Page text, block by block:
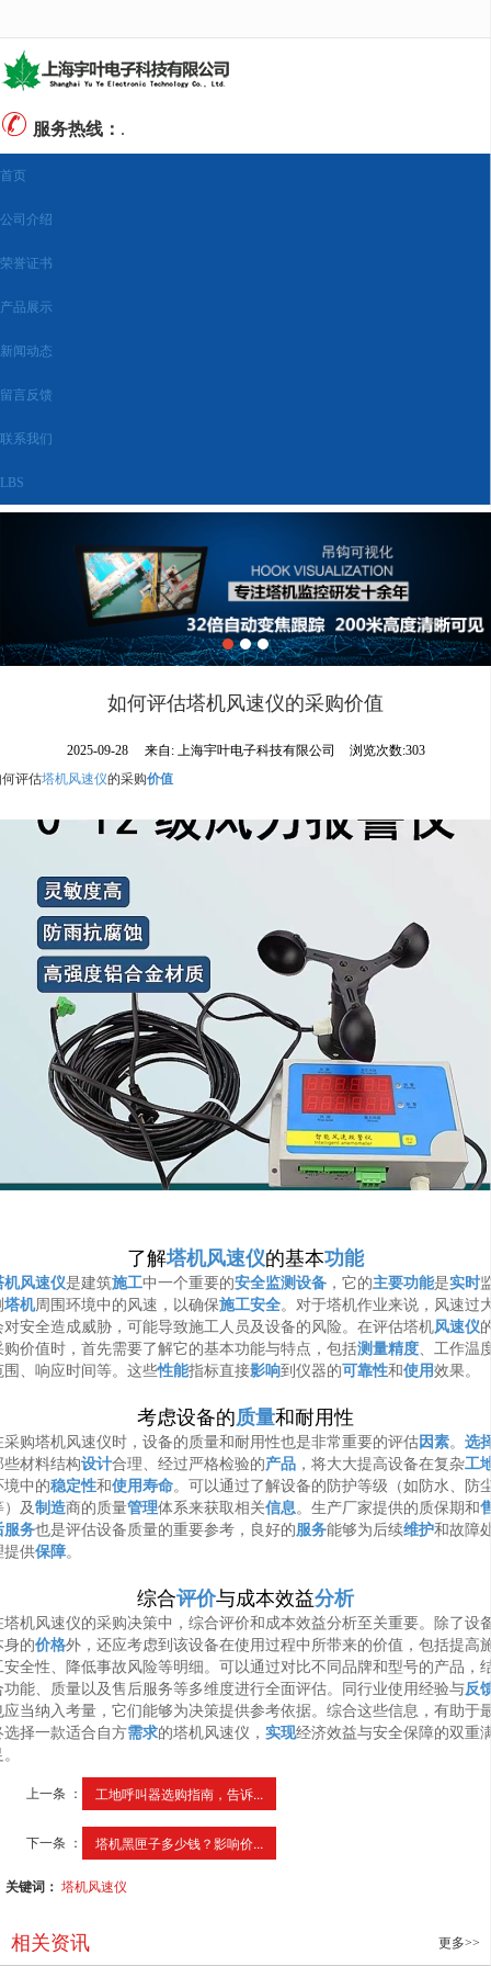
服务热线： .
首页
公司介绍
荣誉证书
产品展示
新闻动态
留言反馈
联系我们
LBS
如何评估塔机风速仪的采购价值
2025-09-28 来自: 上海宇叶电子科技有限公司
浏览次数:303
评估塔机风速仪的采购价值
了解塔机风速仪的基本功能
机风速仪是建筑施工中一个重要的安全监测设备，它的主要功能是实时
塔机周围环境中的风速，以确保施工安全。对于塔机作业来说，风速过
对安全造成威胁，可能导致施工人员及设备的风险。在评估塔机风速仪
购价值时，首先需要了解它的基本功能与特点，包括测量精度、工作温
围、响应时间等。这些性能指标直接影响到仪器的可靠性和使用效果。
考虑设备的质量和耐用性
采购塔机风速仪时，设备的质量和耐用性也是非常重要的评估因素。 选
些材料结构设计合理、经过严格检验的产品，将大大提高设备在复杂工
境中的稳定性和使用寿命。可以通过了解设备的防护等级（如防水、防
）及制造商的质量管理体系来获取相关信息。生产厂家提供的质保期和
服务也是评估设备质量的重要参考，良好的服务能够为后续维护和故障
提供保障。
综合评价与成本效益分析
塔机风速仪的采购决策中，综合评价和成本效益分析至关重要。除了设
身的价格外，还应考虑到该设备在使用过程中所带来的价值，包括提高
安全性、降低事故风险等明细。可以通过对比不同品牌和型号的产品，
功能、质量以及售后服务等多维度进行全面评估。同行业使用经验与反
应当纳入考量，它们能够为决策提供参考依据。综合这些信息，有助于
选择一款适合自方需求的塔机风速仪， 实现经济效益与安全保障的双重
上一条 ： 工地呼叫器选购指南，告诉...
下一条 ： 塔机黑匣子多少钱？影响价...
关键词： 塔机风速仪
相关资讯 更多>>